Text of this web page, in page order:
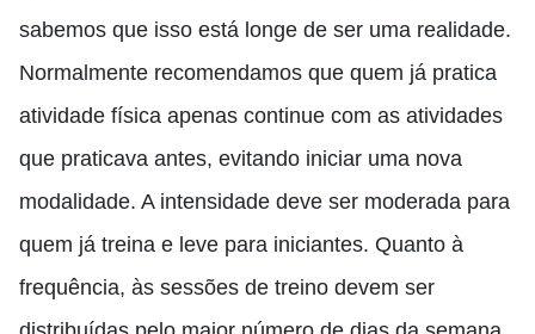
sabemos que isso está longe de ser uma realidade.
Normalmente recomendamos que quem já pratica
atividade física apenas continue com as atividades
que praticava antes, evitando iniciar uma nova
modalidade. A intensidade deve ser moderada para
quem já treina e leve para iniciantes. Quanto à
frequência, às sessões de treino devem ser